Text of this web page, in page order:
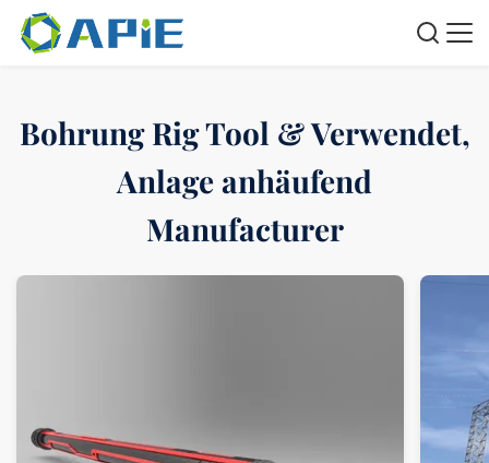
Bohrung Rig Tool & Verwendet,
Anlage anhäufend
Manufacturer